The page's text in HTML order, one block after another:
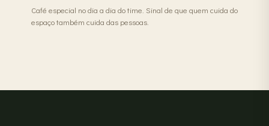
Café especial no dia a dia do time. Sinal de que quem cuida do
espaço também cuida das pessoas.